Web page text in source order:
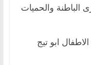
الباطنة والحميات
ابو تيج